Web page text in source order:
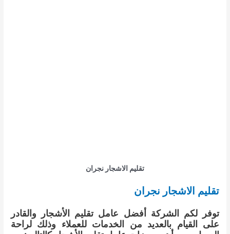
تقليم الاشجار نجران
تقليم الاشجار نجران
توفر لكم الشركة أفضل عامل تقليم الأشجار والقادر
على القيام بالعديد من الخدمات للعملاء وذلك لراحة